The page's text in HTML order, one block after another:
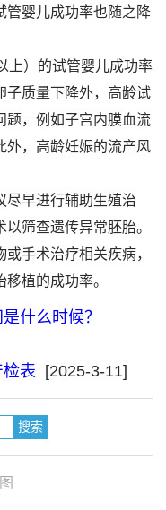
管婴儿成功率也随之降
上）的试管婴儿成功率
子质量下降外，高龄试
题，例如子宫内膜血流
外，高龄妊娠的流产风
早进行辅助生殖治
筛查遗传异常胚胎。
手术治疗相关疾病，
植的成功率。
什么时候？
表 [2025-3-11]